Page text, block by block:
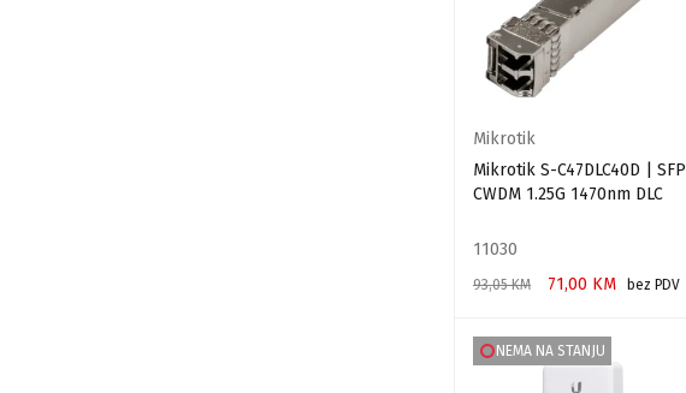
Mikrotik
Mikrotik S-C47DLC40D | SFP
CWDM 1.25G 1470nm DLC
11030
93,05KM 71,00 KM
bez PDV
NEMA NA STANJU